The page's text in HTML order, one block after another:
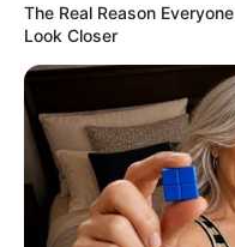
The Real Reason
Look Closer